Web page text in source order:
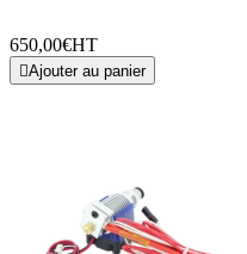
650,00€HT
Ajouter au panier